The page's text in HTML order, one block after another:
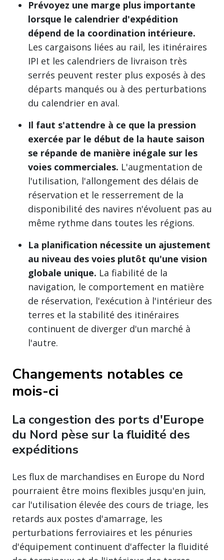
Prévoyez une marge plus importante
lorsque le calendrier d'expédition
dépend de la coordination intérieure.
Les cargaisons liées au rail, les itinéraires
IPI et les calendriers de livraison très
serrés peuvent rester plus exposés à des
départs manqués ou à des perturbations
du calendrier en aval.
Il faut s'attendre à ce que la pression
exercée par le début de la haute saison
se répande de manière inégale sur les
voies commerciales. L'augmentation de
l'utilisation, l'allongement des délais de
réservation et le resserrement de la
disponibilité des navires n'évoluent pas au
même rythme dans toutes les régions.
La planification nécessite un ajustement
au niveau des voies plutôt qu'une vision
globale unique. La fiabilité de la
navigation, le comportement en matière
de réservation, l'exécution à l'intérieur des
terres et la stabilité des itinéraires
continuent de diverger d'un marché à
l'autre.
Changements notables ce
mois-ci
La congestion des ports d'Europe
du Nord pèse sur la fluidité des
expéditions
Les flux de marchandises en Europe du Nord
pourraient être moins flexibles jusqu'en juin,
car l'utilisation élevée des cours de triage, les
retards aux postes d'amarrage, les
perturbations ferroviaires et les pénuries
d'équipement continuent d'affecter la fluidité